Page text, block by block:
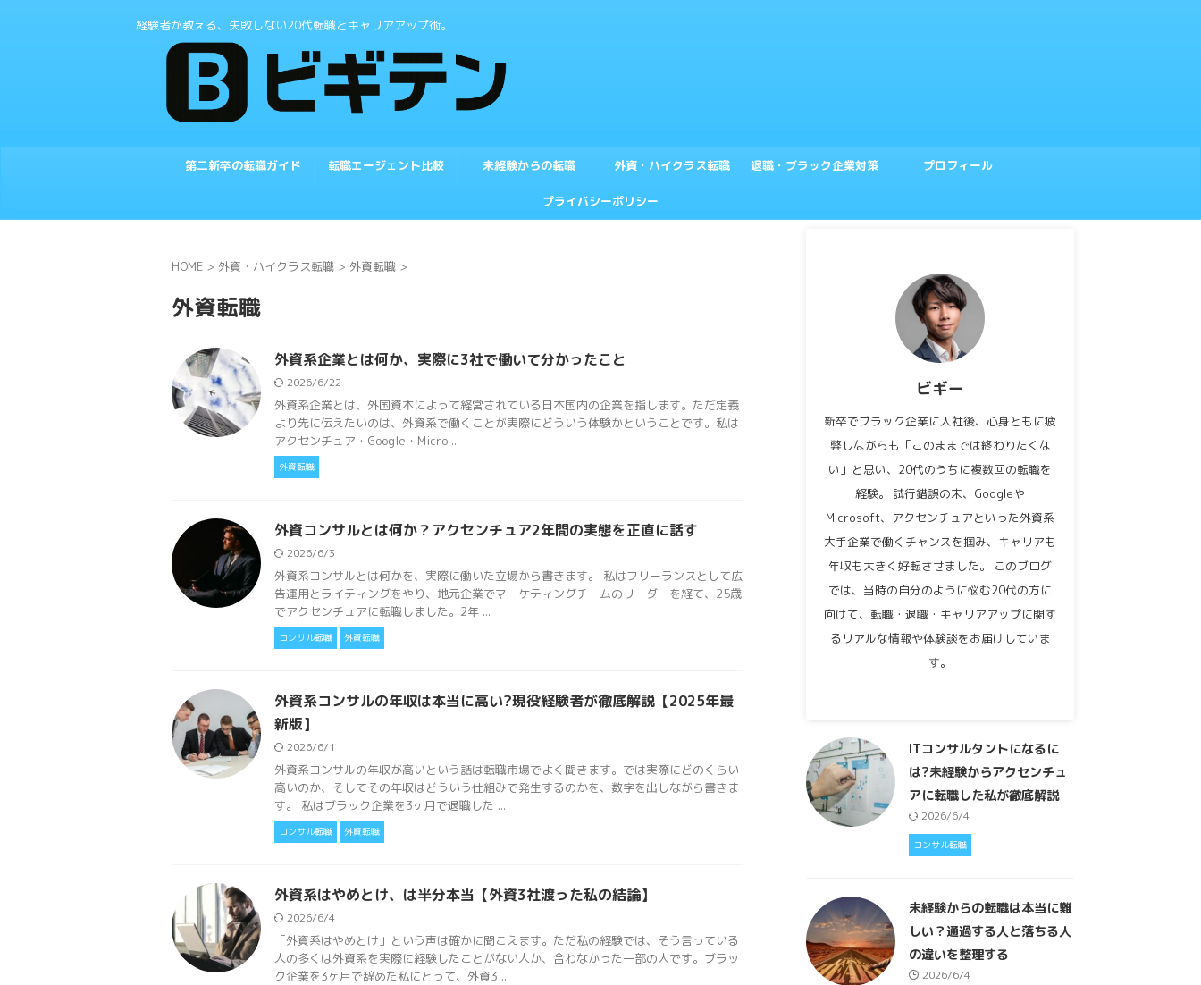
経験者が教える、失敗しない20代転職とキャリアアップ術。
第二新卒の転職ガイド 転職エージェント比較 未経験からの転職 外資・ハイクラス転職 退職・ブラック企業対策 プロフィール
プライバシーポリシー
HOME > 外資・ハイクラス転職 > 外資転職 >
外資転職
外資系企業とは何か、実際に3社で働いて分かったこと
2026/6/22
外資系企業とは、外国資本によって経営されている日本国内の企業を指します。ただ定義
より先に伝えたいのは、外資系で働くことが実際にどういう体験かということです。私は
アクセンチュア・Google・Micro ...
外資転職
外資コンサルとは何か？アクセンチュア2年間の実態を正直に話す
2026/6/3
外資系コンサルとは何かを、実際に働いた立場から書きます。 私はフリーランスとして広
告運用とライティングをやり、地元企業でマーケティングチームのリーダーを経て、25歳
でアクセンチュアに転職しました。2年 ...
コンサル転職 外資転職
外資系コンサルの年収は本当に高い?現役経験者が徹底解説【2025年最
新版】
2026/6/1
外資系コンサルの年収が高いという話は転職市場でよく聞きます。では実際にどのくらい
高いのか、そしてその年収はどういう仕組みで発生するのかを、数字を出しながら書きま
す。 私はブラック企業を3ヶ月で退職した ...
コンサル転職 外資転職
外資系はやめとけ、は半分本当【外資3社渡った私の結論】
2026/6/4
「外資系はやめとけ」という声は確かに聞こえます。ただ私の経験では、そう言っている
人の多くは外資系を実際に経験したことがない人か、合わなかった一部の人です。ブラッ
ク企業を3ヶ月で辞めた私にとって、外資3 ...
ビギー
新卒でブラック企業に入社後、心身ともに疲
弊しながらも「このままでは終わりたくな
い」と思い、20代のうちに複数回の転職を
経験。 試行錯誤の末、Googleや
Microsoft、アクセンチュアといった外資系
大手企業で働くチャンスを掴み、キャリアも
年収も大きく好転させました。 このブログ
では、当時の自分のように悩む20代の方に
向けて、転職・退職・キャリアアップに関す
るリアルな情報や体験談をお届けしていま
す。
ITコンサルタントになるに
は?未経験からアクセンチュ
アに転職した私が徹底解説
2026/6/4
コンサル転職
未経験からの転職は本当に難
しい？通過する人と落ちる人
の違いを整理する
2026/6/4